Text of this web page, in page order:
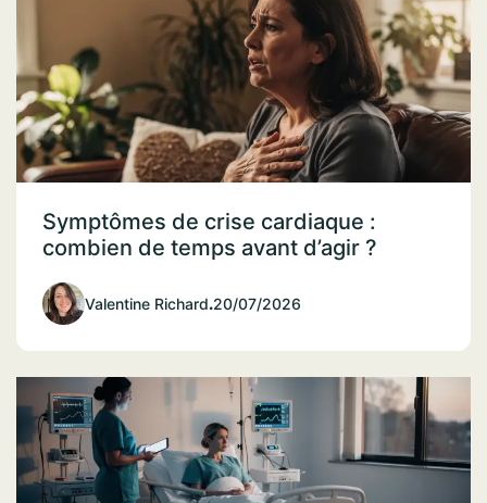
Symptômes de crise cardiaque :
combien de temps avant d’agir ?
Valentine Richard.20/07/2026